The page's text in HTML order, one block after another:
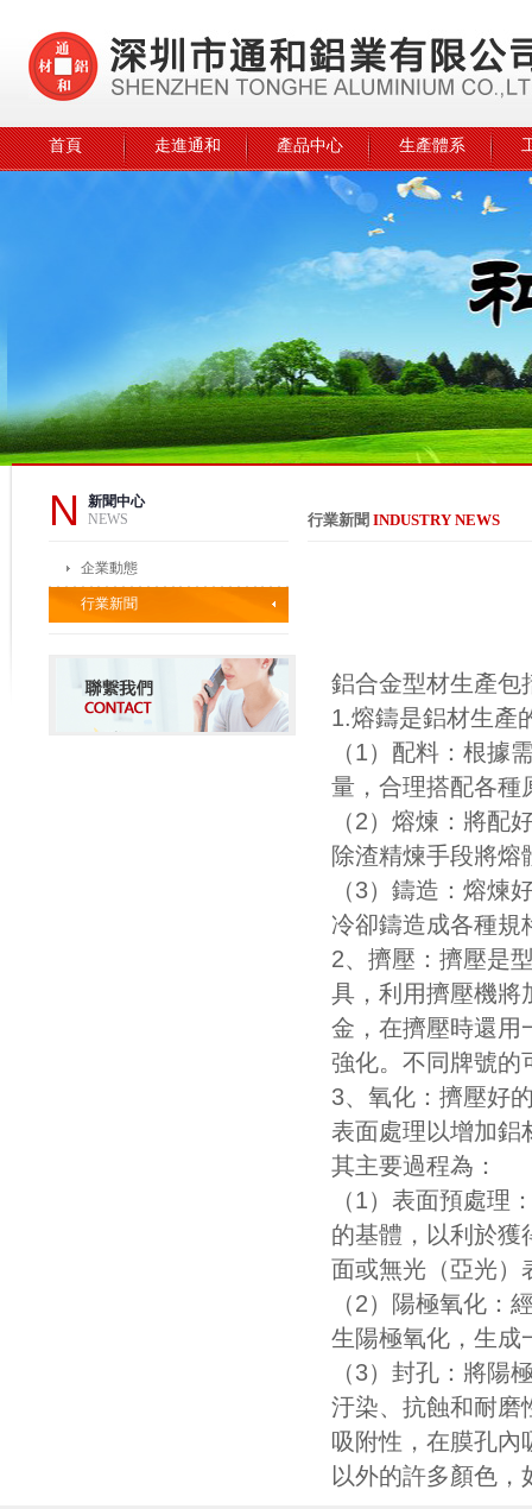
首頁 走進通和 產品中心 生產體系
N
新聞中心
NEWS
企業動態
行業新聞
行業新聞 INDUSTRY NEWS
鋁合金型材生產包
1.熔鑄是鋁材生產
（1）配料：根據
量，合理搭配各種
（2）熔煉：將配
除渣精煉手段將
（3）鑄造：熔煉
冷卻鑄造成各種
2、擠壓：擠壓是
具，利用擠壓機將
金，在擠壓時還用
強化。不同牌號的
3、氧化：擠壓好
表面處理以增加鋁
其主要過程為：
（1）表面預處理
的基體，以利於獲
面或無光（亞光）
（2）陽極氧化：
生陽極氧化，生成
（3）封孔：將陽
汙染、抗蝕和耐磨
吸附性，在膜孔內
以外的許多顏色